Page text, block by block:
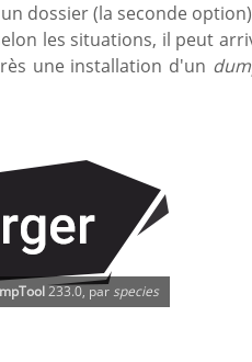
dossier (la seconde
les situations, il peut
une installation d'un
233.0, par species